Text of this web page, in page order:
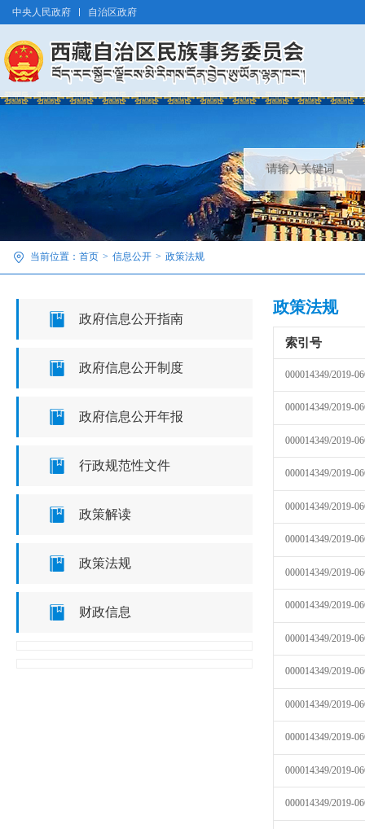
中央人民政府 自治区政府
当前位置： 首页 > 信息公开 > 政策法规
政府信息公开指南
政府信息公开制度
政府信息公开年报
行政规范性文件
政策解读
政策法规
财政信息
政策法规
索引号
000014349/2019-
000014349/2019-
000014349/2019-
000014349/2019-
000014349/2019-
000014349/2019-
000014349/2019-
000014349/2019-
000014349/2019-
000014349/2019-
000014349/2019-
000014349/2019-
000014349/2019-
000014349/2019-